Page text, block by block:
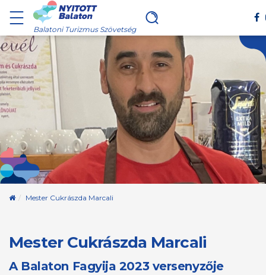
Balatoni Turizmus Szövetség
Kezdőoldal
Mester Cukrászda Marcali
Mester Cukrászda Marcali
A Balaton Fagyija 2023 versenyzője